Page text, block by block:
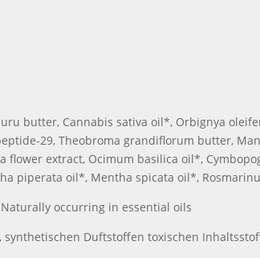
butter, Cannabis sativa oil*, Orbignya
29, Theobroma grandiflorum butter,
flower extract, Ocimum basilica oil*,
piperata oil*, Mentha spicata oil*,
occurring in essential oils
synthetischen Duftstoffen toxischen